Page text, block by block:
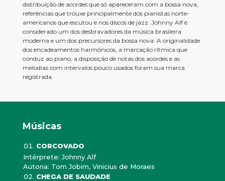
distribuição de acordes que só apareceram com a bossa nova,
referências que trouxe principalmente dos pianistas norte-
americanos que escutou e nos discos de jazz. Johnny Alf é
considerado um dos desbravadores da música brasileira
moderna e um dos precursores da bossa nova. A originalidade
dos encadeamentos harmônicos, a marcação rítmica que
conduz ao piano, a disposição de notas dos acordes e as
melodias com intervalos pouco usados foram sua marca
registrada.
Músicas
CORCOVADO
Intérprete: Johnny Alf
Autoria: Tom Jobim, Vinicius de Moraes
CHEGA DE SAUDADE